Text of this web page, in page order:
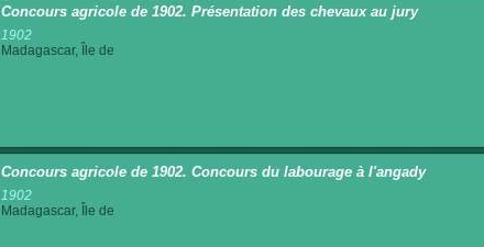
Concours agricole de 1902. Présentation des chevaux au jury
1902
Madagascar, Île de
Concours agricole de 1902. Concours du labourage à l'angady
1902
Madagascar, Île de